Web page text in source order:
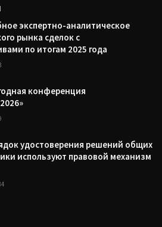
экспертно-аналитическое
рынка сделок с
по итогам 2025 года
конференция
удостоверения решений общих
используют правовой механизм